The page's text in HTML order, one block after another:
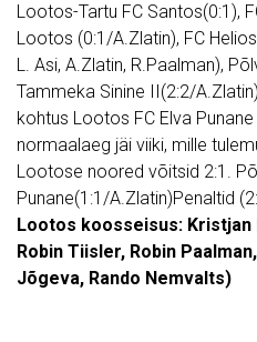
Lootos-Tartu FC Santos(0:1),
Lootos (0:1/A.Zlatin), FC
L. Asi, A.Zlatin, R.Paalman),
Tammeka Sinine II(2:2/
kohtus Lootos FC Elva
normaalaeg jäi viiki, mille
Lootose noored võitsid 2:1.
Punane(1:1/A.Zlatin)Penaltid
Lootos koosseisus: Kristjan
Robin Tiisler, Robin
Jõgeva, Rando Nemvalts)